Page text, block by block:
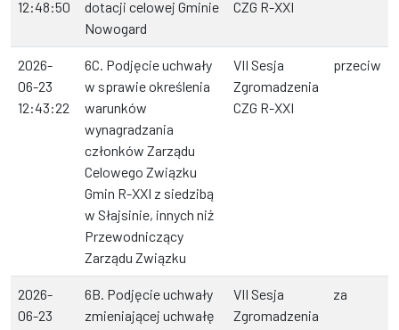
12:48:50
dotacji celowej Gminie
Nowogard
CZG R-XXI
2026-
06-23
12:43:22
6C. Podjęcie uchwały
w sprawie określenia
warunków
wynagradzania
członków Zarządu
Celowego Związku
Gmin R-XXI z siedzibą
w Słajsinie, innych niż
Przewodniczący
Zarządu Związku
VII Sesja
Zgromadzenia
CZG R-XXI
przeciw
2026-
06-23
6B. Podjęcie uchwały
zmieniającej uchwałę
VII Sesja
Zgromadzenia
za